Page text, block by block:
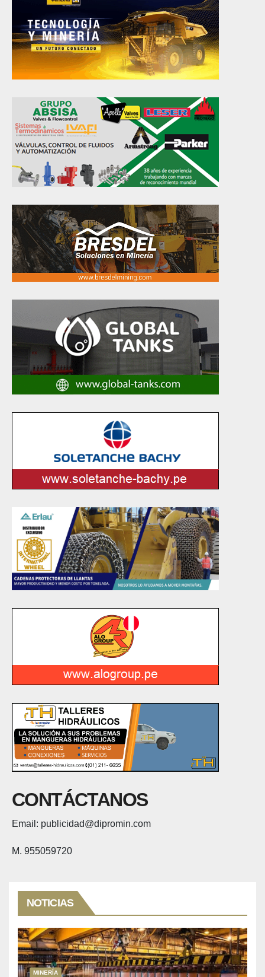
CONTÁCTANOS
Email: publicidad@dipromin.com
M. 955059720
NOTICIAS
MINERÍA